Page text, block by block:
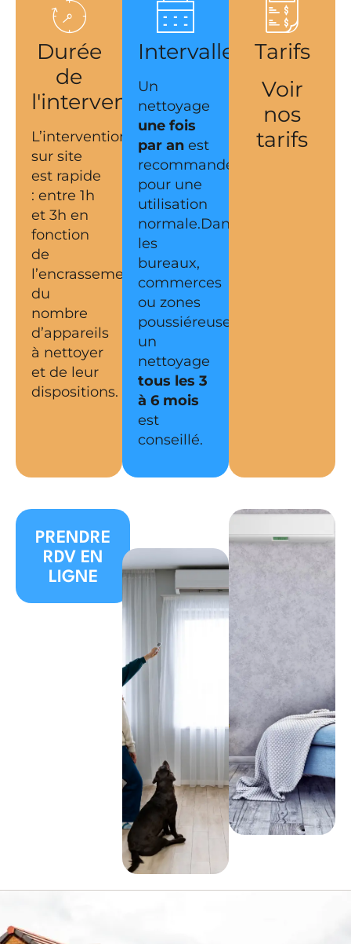
Durée
de
l'intervention
L’intervention
sur site
est rapide
: entre 1h
et 3h en
fonction
de
l’encrassement,
du
nombre
d’appareils
à nettoyer
et de leur
dispositions.
Intervalles
Un
nettoyage
une fois
par an est
recommandé
pour une
utilisation
normale.Dans
les
bureaux,
commerces
ou zones
poussiéreuses,
un
nettoyage
tous les 3
à 6 mois
est
conseillé.
Tarifs
Voir
nos
tarifs
PRENDRE
RDV EN
LIGNE